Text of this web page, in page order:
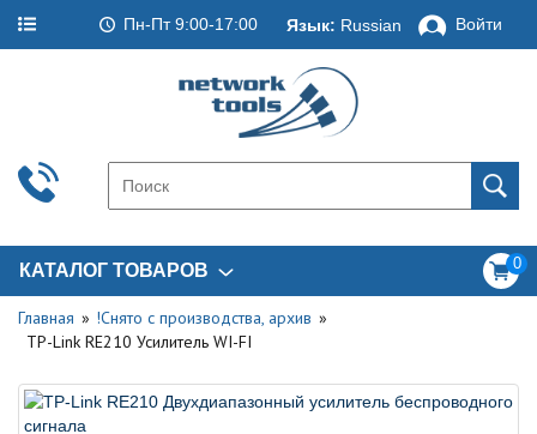
Пн-Пт 9:00-17:00 Язык: Russian Войти
КАТАЛОГ ТОВАРОВ 0
Главная
!Снято с производства, архив
TP-Link RE210 Усилитель WI-FI